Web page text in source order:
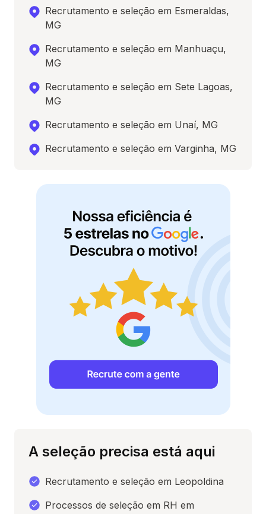
Recrutamento e seleção em Esmeraldas,
MG
Recrutamento e seleção em Manhuaçu,
MG
Recrutamento e seleção em Sete Lagoas,
MG
Recrutamento e seleção em Unaí, MG
Recrutamento e seleção em Varginha, MG
A seleção precisa está aqui
Recrutamento e seleção em Leopoldina
Processos de seleção em RH em